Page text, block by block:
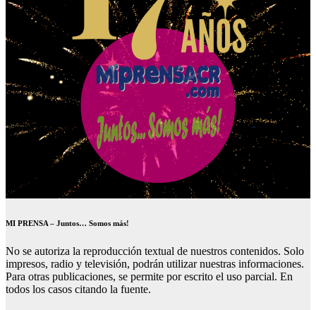
MI PRENSA – Juntos… Somos más!
No se autoriza la reproducción textual de nuestros contenidos. Solo
impresos, radio y televisión, podrán utilizar nuestras informaciones.
Para otras publicaciones, se permite por escrito el uso parcial. En
todos los casos citando la fuente.